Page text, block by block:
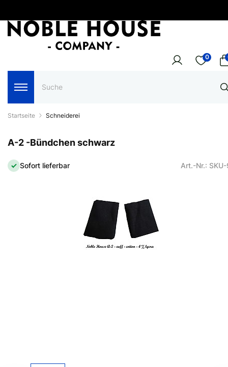
0
Startseite Schneiderei
A-2 -Bündchen schwarz
Sofort lieferbar Art.-Nr.: